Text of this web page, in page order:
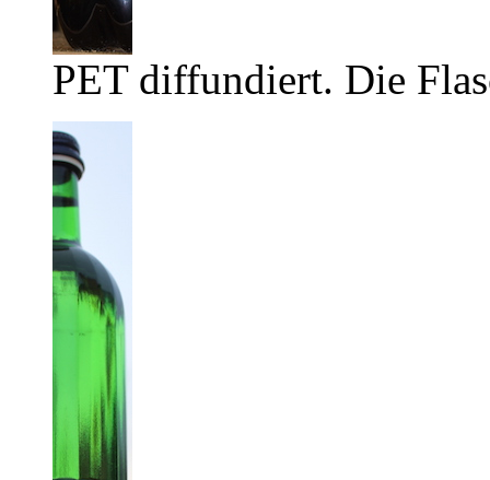
PET diffundiert. Die